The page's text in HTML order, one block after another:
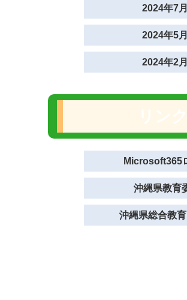
2024年7
2024年5
2024年2
Microsoft365
沖縄県教育
沖縄県総合教